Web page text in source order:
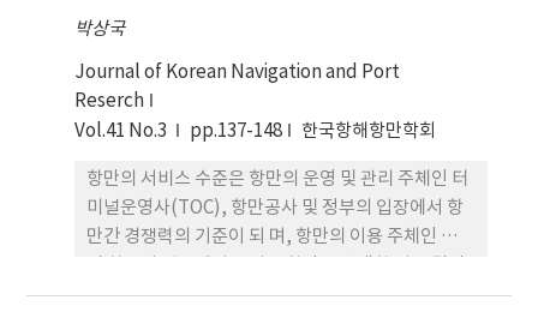
자료 제출이 가능하고 고객으로부터의 크레임 대비가
인력 감소 및 게이트 부근 안전사고 위험이 감소하였
다.
이르러 1 이하 의 값으로 생산성하락이 발생한 것으로
나타났다. TECI의 경우 2014년부터 2015년까지만 1
이상으로 기술이 효율적인 것으로 나타났다. TCI값은
2015년부터 2016년까지의 기간만이 평균 0.87로 기
전체 터미널의 TCI 지수 가 모두 1 이하로 나타났다.
박상국
Journal of Korean Navigation and Port
Reserch
Vol.41 No.3
pp.137-148 한국항해항만학회
항만의 서비스 수준은 항만의 운영 및 관리 주체인 터
미널운영사(TOC), 항만공사 및 정부의 입장에서 항
만간 경쟁력의 기준이 되 며, 항만의 이용 주체인 선사
하는 중요 지표로도 활용된다. 이러한 지표의 중요성